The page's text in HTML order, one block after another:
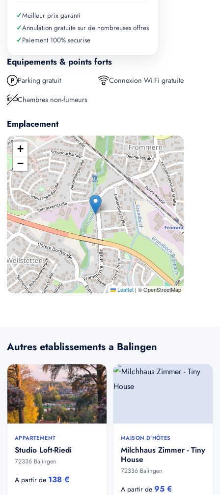
Equipements & points forts
Parking gratuit
Connexion Wi-Fi gratuite
Chambres non-fumeurs
Emplacement
+
−
Leaflet | © OpenStreetMap
✓Meilleur prix garanti
✓Annulation gratuite sur de nombreuses offres
✓Paiement 100% securise
Autres etablissements a Balingen
APPARTEMENT
Studio Loft-Riedi
72336 Balingen
A partir de 138 €
MAISON D'HÔTES
Milchhaus Zimmer - Tiny
House
72336 Balingen
A partir de 95 €